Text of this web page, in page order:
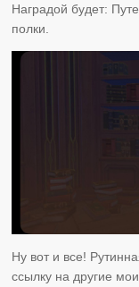
Наградой будет:
полки.
Ну вот и все!
ссылку на другие